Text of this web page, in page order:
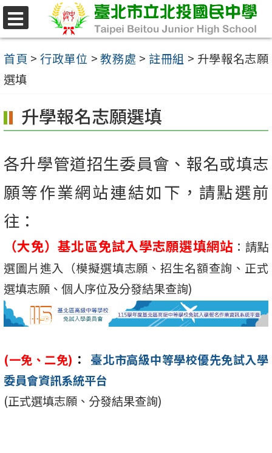
跳
至
主
要
容
區
首頁 > 行政單位 >教務處 > 註冊組 > 升學報名志願
選填
升學報名志願選填
各升學管道招生委員會、報名或填志
願等作業網站連結如下，請點選前
往：
（大免）基北區免試入學志願選填網站 ：請點
選圖片進入（模擬選填志願、招生名額查詢、正式
選填志願、個人序位及分發結果查詢)
(一免、二免) ：
臺北市高級中等學校優先免試入學
委員會資訊系統平台
(正式選填志願、分發結果查詢)
選
單